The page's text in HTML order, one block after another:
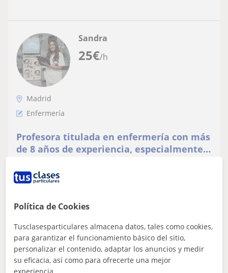
25€/h
Sandra
Madrid
Enfermería
Profesora titulada en enfermería con más
de 8 años de experiencia, especialmente
sanitario. Comprometida con una enseñanza de calidad,
basada en la evidencia científica co...
ver más Contactar
Política de Cookies
Tusclasesparticulares almacena datos, tales como cookies,
para garantizar el funcionamiento básico del sitio,
personalizar el contenido, adaptar los anuncios y medir
su eficacia, así como para ofrecerte una mejor
experiencia.